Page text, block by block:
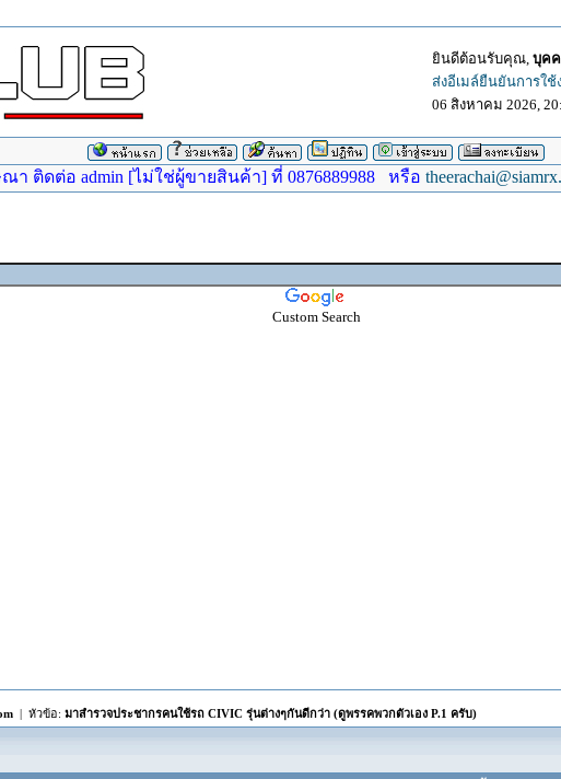
ยินดีต้อนรับคุณ, บุค
ส่งอีเมล์ยืนยันการใช้
06 สิงหาคม 2026,
ติดต่อ admin [ไม่ใช่ผู้ขายสินค้า] ที่ 0876889988 หรือ
Custom Search
| หัวข้อ: มาสำรวจประชากรคนใช้รถ CIVIC รุ่นต่างๆกันดีกว่า (ดูพรรคพวกตัวเอง P.1 ครับ)